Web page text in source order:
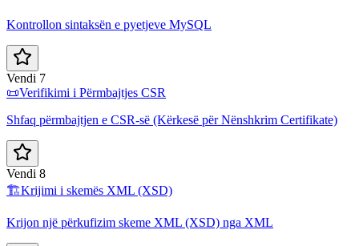
Kontrollon sintaksën e pyetjeve MySQL
Vendi 7
📜Verifikimi i Përmbajtjes CSR
Shfaq përmbajtjen e CSR-së (Kërkesë për Nënshkrim Certifikate)
Vendi 8
🏗️Krijimi i skemës XML (XSD)
Krijon një përkufizim skeme XML (XSD) nga XML